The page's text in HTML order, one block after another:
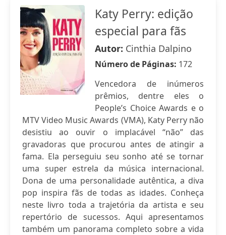
Katy Perry: edição
especial para fãs
Autor: Cinthia Dalpino
Número de Páginas: 172
Vencedora de inúmeros
prêmios, dentre eles o
People’s Choice Awards e o
MTV Video Music Awards (VMA), Katy Perry não
desistiu ao ouvir o implacável “não” das
gravadoras que procurou antes de atingir a
fama. Ela perseguiu seu sonho até se tornar
uma super estrela da música internacional.
Dona de uma personalidade autêntica, a diva
pop inspira fãs de todas as idades. Conheça
neste livro toda a trajetória da artista e seu
repertório de sucessos. Aqui apresentamos
também um panorama completo sobre a vida